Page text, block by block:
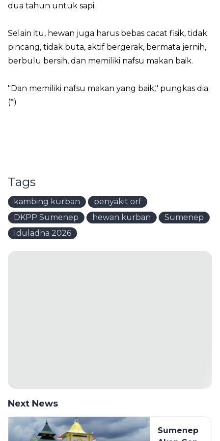
dua tahun untuk sapi.
Selain itu, hewan juga harus bebas cacat fisik, tidak
pincang, tidak buta, aktif bergerak, bermata jernih,
berbulu bersih, dan memiliki nafsu makan baik.
"Dan memiliki nafsu makan yang baik," pungkas dia.
(*)
Tags
kambing kurban
penyakit orf
DKPP Sumenep
hewan kurban
Sumenep
Iduladha 2026
Next News
Sumenep